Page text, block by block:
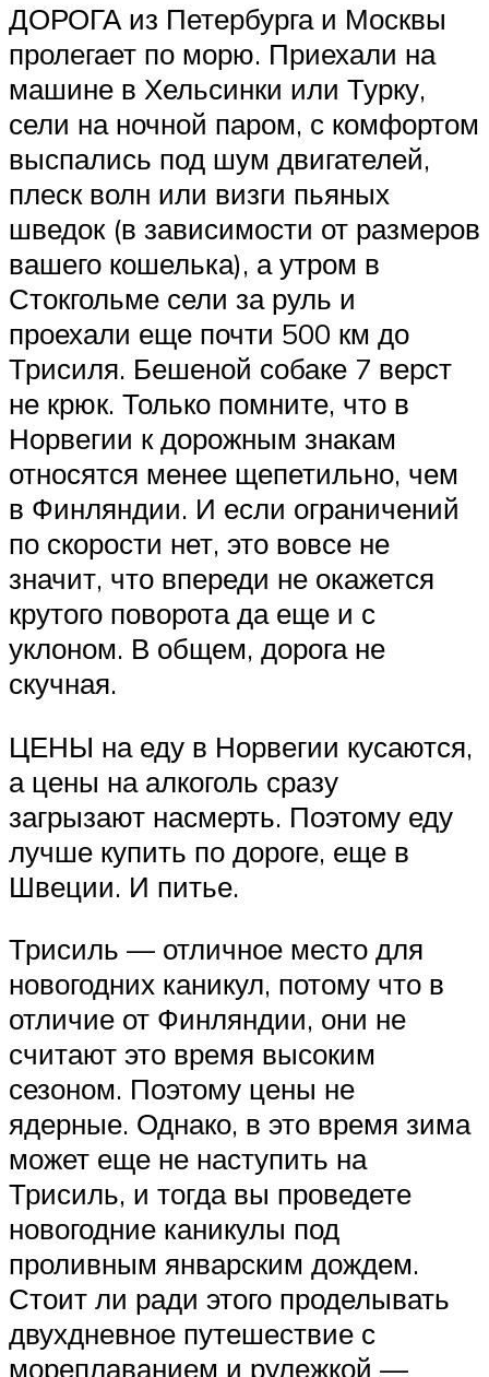
ДОРОГА из Петербурга и Москвы
пролегает по морю. Приехали на
машине в Хельсинки или Турку,
сели на ночной паром, с комфортом
выспались под шум двигателей,
плеск волн или визги пьяных
шведок (в зависимости от размеров
вашего кошелька), а утром в
Стокгольме сели за руль и
проехали еще почти 500 км до
Трисиля. Бешеной собаке 7 верст
не крюк. Только помните, что в
Норвегии к дорожным знакам
относятся менее щепетильно, чем
в Финляндии. И если ограничений
по скорости нет, это вовсе не
значит, что впереди не окажется
крутого поворота да еще и с
уклоном. В общем, дорога не
скучная.
ЦЕНЫ на еду в Норвегии кусаются,
а цены на алкоголь сразу
загрызают насмерть. Поэтому еду
лучше купить по дороге, еще в
Швеции. И питье.
Трисиль — отличное место для
новогодних каникул, потому что в
отличие от Финляндии, они не
считают это время высоким
сезоном. Поэтому цены не
ядерные. Однако, в это время зима
может еще не наступить на
Трисиль, и тогда вы проведете
новогодние каникулы под
проливным январским дождем.
Стоит ли ради этого проделывать
двухдневное путешествие с
мореплаванием и рулежкой —